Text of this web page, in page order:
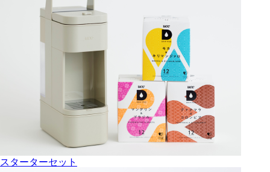
スターターセット